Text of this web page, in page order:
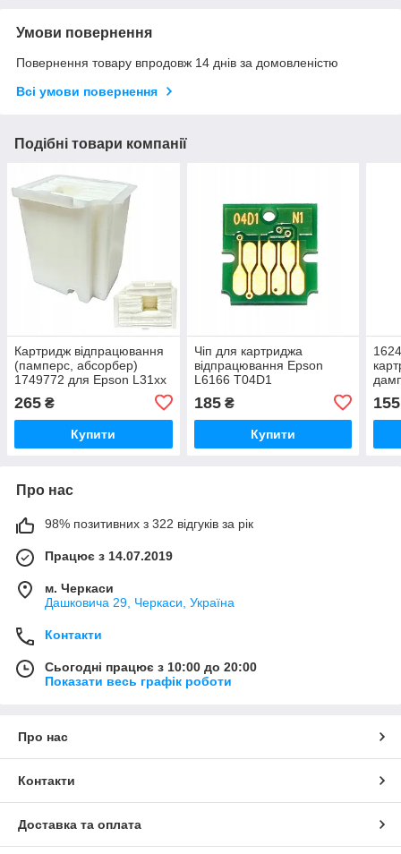
Умови повернення
Повернення товару впродовж 14 днів за домовленістю
Всі умови повернення
Подібні товари компанії
Картридж відпрацювання
(памперс, абсорбер)
1749772 для Epson L31xx
265 ₴
Купити
Чіп для картриджа
відпрацювання Epson
L6166 T04D1
185₴
Купити
155
Про нас
98% позитивних з 322 відгуків за рік
Працює з 14.07.2019
м. Черкаси
Дашковича 29, Черкаси, Україна
Контакти
Сьогодні працює з 10:00 до 20:00
Показати весь графік роботи
Про нас
Контакти
Доставка та оплата